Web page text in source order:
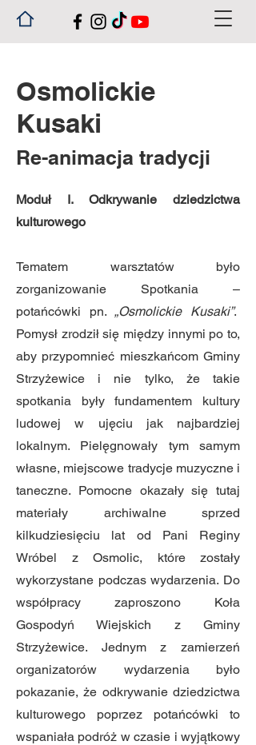
Osmolickie
Kusaki
Re-animacja tradycji
Moduł I. Odkrywanie dziedzictwa
kulturowego
Tematem warsztatów było
zorganizowanie Spotkania –
potańcówki pn.„Osmolickie Kusaki”.
Pomysł zrodził się między innymi po to,
aby przypomnieć mieszkańcom Gminy
Strzyżewice i nie tylko, że takie
spotkania były fundamentem kultury
ludowej w ujęciu jak najbardziej
lokalnym. Pielęgnowały tym samym
własne, miejscowe tradycje muzyczne i
taneczne. Pomocne okazały się tutaj
materiały archiwalne sprzed
kilkudziesięciu lat od Pani Reginy
Wróbel z Osmolic, które zostały
wykorzystane podczas wydarzenia. Do
współpracy zaproszono Koła
Gospodyń Wiejskich z Gminy
Strzyżewice. Jednym z zamierzeń
organizatorów wydarzenia było
pokazanie, że odkrywanie dziedzictwa
kulturowego poprzez potańcówki to
wspaniała podróż w czasie i wyjątkowy